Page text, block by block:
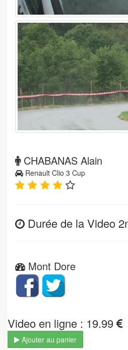
CHABANAS Alain
Renault Clio 3 Cup
Durée de la Video
Mont Dore
Video en ligne : 19.99
Ajouter au panier